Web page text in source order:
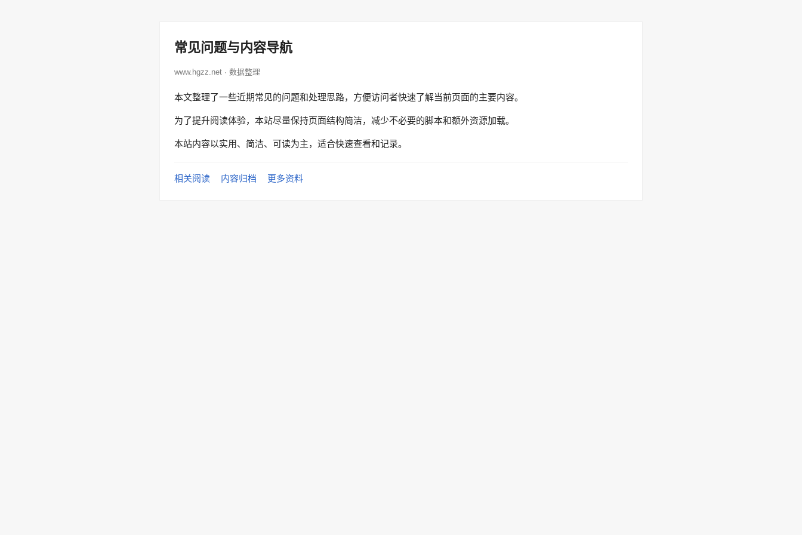
常见问题与内容导航
www.hgzz.net · 数据整理
本文整理了一些近期常见的问题和处理思路，方便访问者快速了解当前页面的主要内容。
为了提升阅读体验，本站尽量保持页面结构简洁，减少不必要的脚本和额外资源加载。
本站内容以实用、简洁、可读为主，适合快速查看和记录。
相关阅读 内容归档 更多资料